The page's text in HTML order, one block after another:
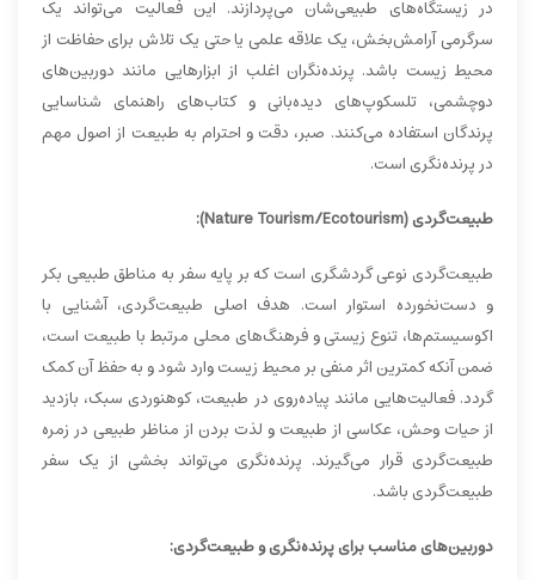
در زیستگاه‌های طبیعی‌شان می‌پردازند. این فعالیت می‌تواند یک
سرگرمی آرامش‌بخش، یک علاقه علمی یا حتی یک تلاش برای حفاظت از
محیط زیست باشد. پرنده‌نگران اغلب از ابزارهایی مانند دوربین‌های
دوچشمی، تلسکوپ‌های دیده‌بانی و کتاب‌های راهنمای شناسایی
پرندگان استفاده می‌کنند. صبر، دقت و احترام به طبیعت از اصول مهم
در پرنده‌نگری است.
طبیعت‌گردی (Nature Tourism/Ecotourism):
طبیعت‌گردی نوعی گردشگری است که بر پایه سفر به مناطق طبیعی بکر
و دست‌نخورده استوار است. هدف اصلی طبیعت‌گردی، آشنایی با
اکوسیستم‌ها، تنوع زیستی و فرهنگ‌های محلی مرتبط با طبیعت است،
ضمن آنکه کمترین اثر منفی بر محیط زیست وارد شود و به حفظ آن کمک
گردد. فعالیت‌هایی مانند پیاده‌روی در طبیعت، کوهنوردی سبک، بازدید
از حیات وحش، عکاسی از طبیعت و لذت بردن از مناظر طبیعی در زمره
طبیعت‌گردی قرار می‌گیرند. پرنده‌نگری می‌تواند بخشی از یک سفر
طبیعت‌گردی باشد.
دوربین‌های مناسب برای پرنده‌نگری و طبیعت‌گردی: